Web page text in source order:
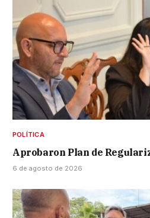
POLÍTICA
Aprobaron Plan de
6 de agosto de 2026